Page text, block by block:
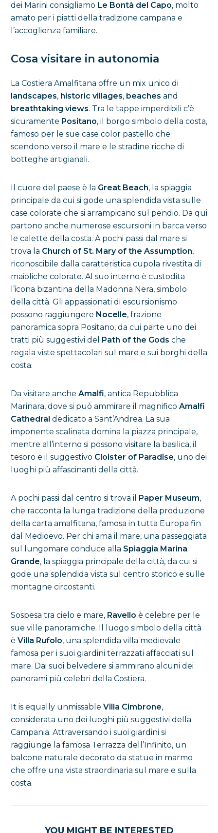
dei Marini consigliamo Le Bontà del Capo, molto
amato per i piatti della tradizione campana e
l’accoglienza familiare.
Cosa visitare in autonomia
La Costiera Amalfitana offre un mix unico di
landscapes, historic villages, beaches and
breathtaking views. Tra le tappe imperdibili c’è
sicuramente Positano, il borgo simbolo della costa,
famoso per le sue case color pastello che
scendono verso il mare e le stradine ricche di
botteghe artigianali.
Il cuore del paese è la Great Beach, la spiaggia
principale da cui si gode una splendida vista sulle
case colorate che si arrampicano sul pendio. Da qui
partono anche numerose escursioni in barca verso
le calette della costa. A pochi passi dal mare si
trova la Church of St. Mary of the Assumption,
riconoscibile dalla caratteristica cupola rivestita di
maioliche colorate. Al suo interno è custodita
l’icona bizantina della Madonna Nera, simbolo
della città. Gli appassionati di escursionismo
possono raggiungere Nocelle, frazione
panoramica sopra Positano, da cui parte uno dei
tratti più suggestivi del Path of the Gods che
regala viste spettacolari sul mare e sui borghi della
costa.
Da visitare anche Amalfi, antica Repubblica
Marinara, dove si può ammirare il magnifico Amalfi
Cathedral dedicato a Sant’Andrea. La sua
imponente scalinata domina la piazza principale,
mentre all’interno si possono visitare la basilica, il
tesoro e il suggestivo Cloister of Paradise, uno dei
luoghi più affascinanti della città.
A pochi passi dal centro si trova il Paper Museum,
che racconta la lunga tradizione della produzione
della carta amalfitana, famosa in tutta Europa fin
dal Medioevo. Per chi ama il mare, una passeggiata
sul lungomare conduce alla Spiaggia Marina
Grande, la spiaggia principale della città, da cui si
gode una splendida vista sul centro storico e sulle
montagne circostanti.
Sospesa tra cielo e mare, Ravello è celebre per le
sue ville panoramiche. Il luogo simbolo della città
è Villa Rufolo, una splendida villa medievale
famosa per i suoi giardini terrazzati affacciati sul
mare. Dai suoi belvedere si ammirano alcuni dei
panorami più celebri della Costiera.
It is equally unmissable Villa Cimbrone,
considerata uno dei luoghi più suggestivi della
Campania. Attraversando i suoi giardini si
raggiunge la famosa Terrazza dell’Infinito, un
balcone naturale decorato da statue in marmo
che offre una vista straordinaria sul mare e sulla
costa.
YOU MIGHT BE INTERESTED